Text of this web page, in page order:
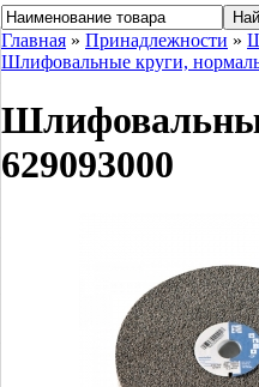
Главная » Принадлежности »
Шлифовальные круги,
629093000